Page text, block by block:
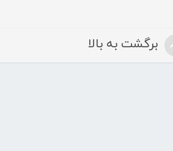
برگشت به بالا